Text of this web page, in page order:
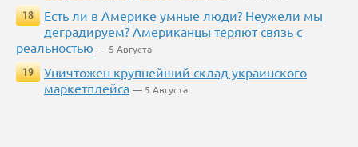
18
Есть ли в Америке умные люди? Неужели мы
деградируем? Американцы теряют связь с
реальностью — 5 Августа
19
Уничтожен крупнейший склад украинского
маркетплейса — 5 Августа